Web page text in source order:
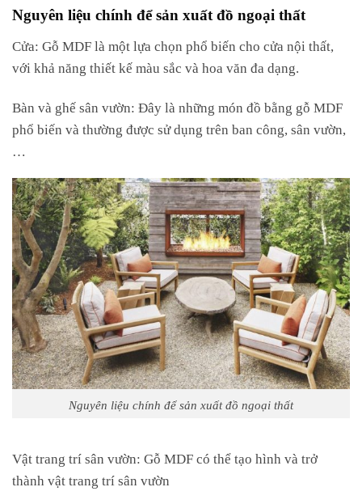
Nguyên liệu chính để sản xuất đồ ngoại thất
Cửa: Gỗ MDF là một lựa chọn phổ biến cho cửa nội thất,
với khả năng thiết kế màu sắc và hoa văn đa dạng.
Bàn và ghế sân vườn: Đây là những món đồ bằng gỗ MDF
phổ biến và thường được sử dụng trên ban công, sân vườn,
Nguyên liệu chính để sản xuất đồ ngoại thất
Vật trang trí sân vườn: Gỗ MDF có thể tạo hình và trở
thành vật trang trí sân vườn